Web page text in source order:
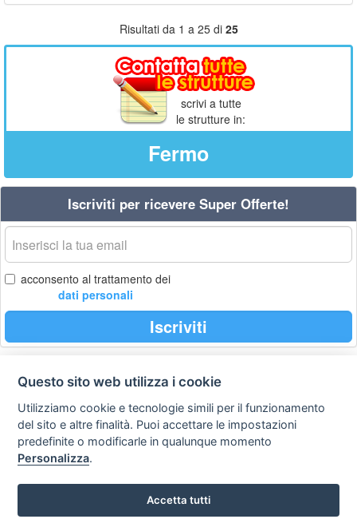
Risultati da 1 a 25 di 25
scrivi a tutte
le strutture in:
Fermo
Iscriviti per ricevere Super Offerte!
La
tua
email
acconsento al trattamento dei
dati personali
Iscriviti
Privacy
policy
Avviso
legale
Preferenze cookie
Copyright © 2008
SVILUPPO TURISMO ITALIA S.r.L. unipersonale
P.IVA: 01665350433 - R.E.A. FM-195884 Via A. Costa, 2
Questo sito web utilizza i cookie
Utilizziamo cookie e tecnologie simili per il funzionamento
del sito e altre finalità. Puoi accettare le impostazioni
predefinite o modificarle in qualunque momento
Personalizza.
Accetta tutti